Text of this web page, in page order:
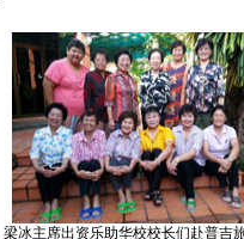
梁冰主席出资乐助华校校长们赴普吉